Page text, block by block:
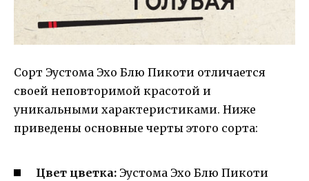
Сорт Эустома Эхо Блю Пикоти отличается
своей неповторимой красотой и
уникальными характеристиками. Ниже
приведены основные черты этого сорта:
Цвет цветка: Эустома Эхо Блю Пикоти